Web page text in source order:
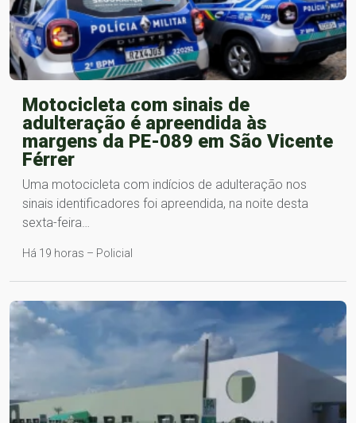
Motocicleta com sinais de
adulteração é apreendida às
margens da PE-089 em São Vicente
Férrer
Uma motocicleta com indícios de adulteração nos
sinais identificadores foi apreendida, na noite desta
sexta-feira…
Há 19 horas – Policial